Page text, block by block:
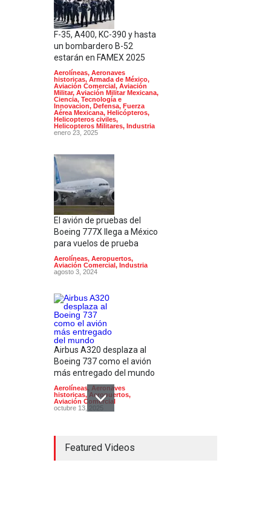
F-35, A400, KC-390 y hasta
un bombardero B-52
estarán en FAMEX 2025
Aerolíneas, Aeronaves
historicas, Armada de México,
Aviación Comercial, Aviación
Militar, Aviación Militar Mexicana,
Ciencia, Tecnología e
Innovacion, Defensa, Fuerza
Aérea Mexicana, Helicópteros,
Helicopteros civiles,
Helicopteros Militares, Industria
enero 23, 2025
El avión de pruebas del
Boeing 777X llega a México
para vuelos de prueba
Aerolíneas, Aeropuertos,
Aviación Comercial, Industria
agosto 3, 2024
Airbus A320 desplaza al
Boeing 737 como el avión
más entregado del mundo
Aerolíneas, Aeronaves
historicas, Aeropuertos,
Aviación Comercial
octubre 13, 2025
Featured Videos